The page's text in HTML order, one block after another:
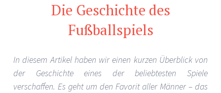
Die Geschichte des
Fußballspiels
In diesem Artikel haben wir einen kurzen Überblick von
der Geschichte eines der beliebtesten Spiele
verschaffen. Es geht um den Favorit aller Männer – das